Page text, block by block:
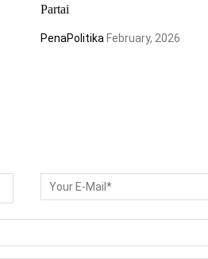
Partai
PenaPolitika February, 2026